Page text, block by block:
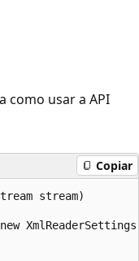
como usar a API
Copiar
stream)